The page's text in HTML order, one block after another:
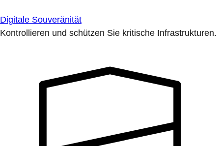
Digitale Souveränität
Kontrollieren und schützen Sie kritische Infrastrukturen.